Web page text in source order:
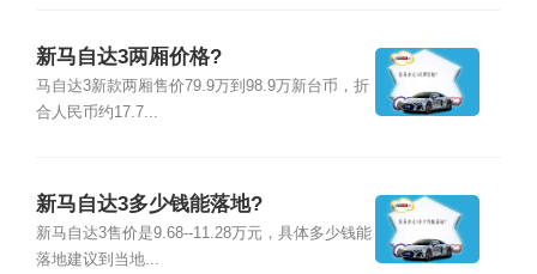
新马自达3两厢价格?
马自达3新款两厢售价79.9万到98.9万新台币，折
合人民币约17.7...
新马自达3多少钱能落地?
新马自达3售价是9.68--11.28万元，具体多少钱能
落地建议到当地...